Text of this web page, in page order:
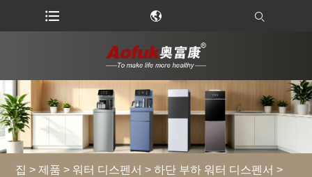
집 > 제품 > 워터 디스펜서 >하단 부하 워터 디스펜서 >